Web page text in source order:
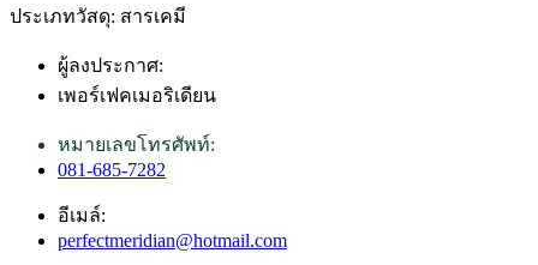
ประเภทวัสดุ: สารเคมี
ผู้ลงประกาศ:
เพอร์เฟคเมอริเดียน
หมายเลขโทรศัพท์:
081-685-7282
อีเมล์:
perfectmeridian@hotmail.com